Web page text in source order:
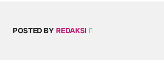
POSTED BY REDAKSI